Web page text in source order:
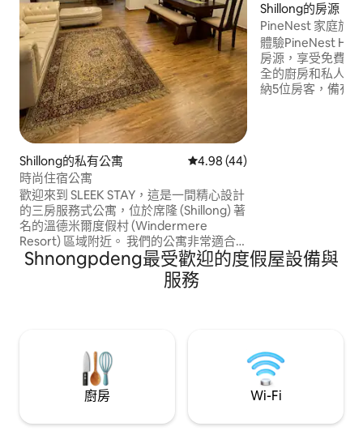
Shillong的私有公寓 從 44 則評價中獲得 4.98 的平均
4.98 (44)
時尚住宿公寓
歡迎來到 SLEEK STAY，這是一間精心設計
的三房服務式公寓，位於席隆 (Shillong) 著
名的溫德米爾度假村 (Windermere
Resort) 區域附近。 我們的公寓非常適合
家庭、小型團體和商務差旅人士，結合了
現代化的室內裝潢和寧靜、一塵不染且舒
Shillong的房源
PineNest 家庭旅
和停車位：WiFi
體驗PineNest
房源，享受免費早
全的廚房和私人停
納5位房客，備有
Shnongpdeng最受歡迎的度假屋設備與
服務
廚房 Wi-Fi